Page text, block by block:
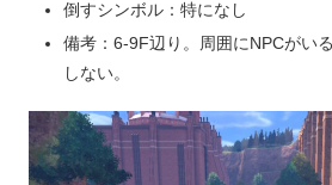
倒すシンボル：特になし
備考：6-9F辺り。周囲にNPCがい
しない。